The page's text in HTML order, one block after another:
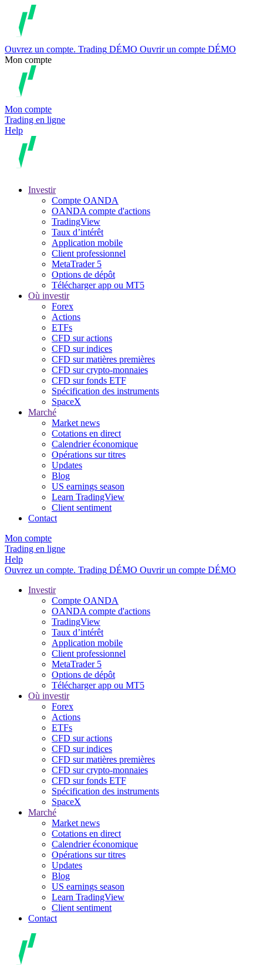
Ouvrez un compte. Trading DÉMO Ouvrir un compte DÉMO
Mon compte
Mon compte
Trading en ligne
Help
Investir
Compte OANDA
OANDA compte d'actions
TradingView
Taux d’intérêt
Application mobile
Client professionnel
MetaTrader 5
Options de dépôt
Télécharger app ou MT5
Où investir
Forex
Actions
ETFs
CFD sur actions
CFD sur indices
CFD sur matières premières
CFD sur crypto-monnaies
CFD sur fonds ETF
Spécification des instruments
SpaceX
Marché
Market news
Cotations en direct
Calendrier économique
Opérations sur titres
Updates
Blog
US earnings season
Learn TradingView
Client sentiment
Contact
Mon compte
Trading en ligne
Help
Ouvrez un compte. Trading DÉMO Ouvrir un compte DÉMO
Investir
Compte OANDA
OANDA compte d'actions
TradingView
Taux d’intérêt
Application mobile
Client professionnel
MetaTrader 5
Options de dépôt
Télécharger app ou MT5
Où investir
Forex
Actions
ETFs
CFD sur actions
CFD sur indices
CFD sur matières premières
CFD sur crypto-monnaies
CFD sur fonds ETF
Spécification des instruments
SpaceX
Marché
Market news
Cotations en direct
Calendrier économique
Opérations sur titres
Updates
Blog
US earnings season
Learn TradingView
Client sentiment
Contact